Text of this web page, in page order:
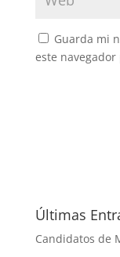
Guarda mi
este
Últimas
Candidatos de